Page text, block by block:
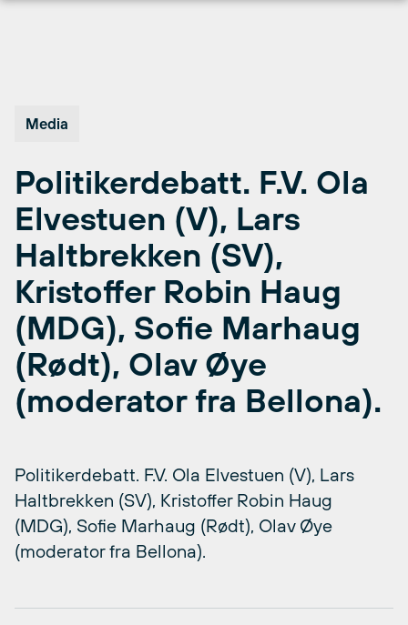
Media
Politikerdebatt. F.V. Ola
Elvestuen (V), Lars
Haltbrekken (SV),
Kristoffer Robin Haug
(MDG), Sofie Marhaug
(Rødt), Olav Øye
(moderator fra Bellona).
Politikerdebatt. F.V. Ola Elvestuen (V), Lars
Haltbrekken (SV), Kristoffer Robin Haug
(MDG), Sofie Marhaug (Rødt), Olav Øye
(moderator fra Bellona).